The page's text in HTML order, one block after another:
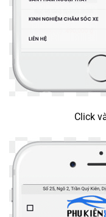
Click